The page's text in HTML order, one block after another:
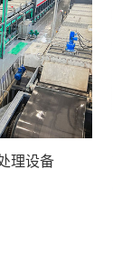
理设备